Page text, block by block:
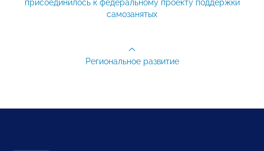
присоединилось к федеральному проекту поддержки
самозанятых
Региональное развитие